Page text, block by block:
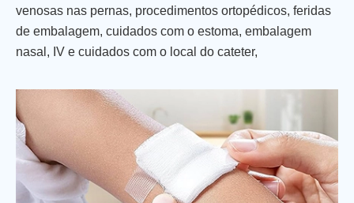
venosas nas pernas, procedimentos ortopédicos, feridas
de embalagem, cuidados com o estoma, embalagem
nasal, IV e cuidados com o local do cateter,
menor, cuidados de enfermagem, primeiros socorros de
emergência, embalagem cirúrgica.